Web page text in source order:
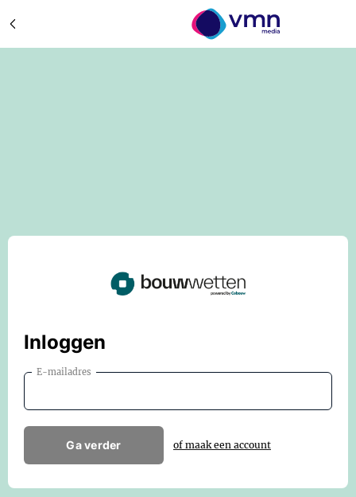
Inloggen
E-mailadres
Ga verder of maak een account